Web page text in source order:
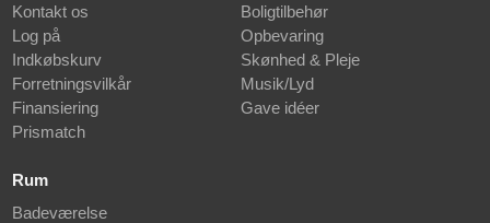
Kontakt os
Log på
Indkøbskurv
Forretningsvilkår
Finansiering
Prismatch
Boligtilbehør
Opbevaring
Skønhed & Pleje
Musik/Lyd
Gave idéer
Rum
Badeværelse